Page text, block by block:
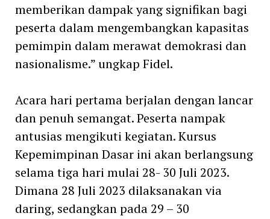
memberikan dampak yang signifikan bagi
peserta dalam mengembangkan kapasitas
pemimpin dalam merawat demokrasi dan
nasionalisme.” ungkap Fidel.
Acara hari pertama berjalan dengan lancar
dan penuh semangat. Peserta nampak
antusias mengikuti kegiatan. Kursus
Kepemimpinan Dasar ini akan berlangsung
selama tiga hari mulai 28- 30 Juli 2023.
Dimana 28 Juli 2023 dilaksanakan via
daring, sedangkan pada 29 – 30